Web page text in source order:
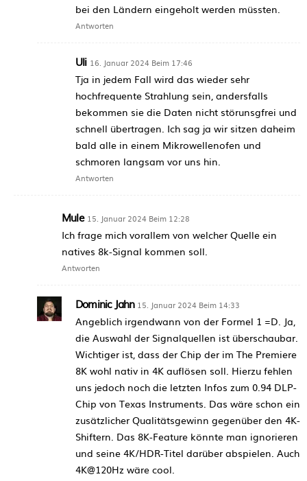
bei den Ländern eingeholt werden müssten.
Antworten
Uli 16. Januar 2024 Beim 17:46
Tja in jedem Fall wird das wieder sehr
hochfrequente Strahlung sein, andersfalls
bekommen sie die Daten nicht störunsgfrei und
schnell übertragen. Ich sag ja wir sitzen daheim
bald alle in einem Mikrowellenofen und
schmoren langsam vor uns hin.
Antworten
Mule 15. Januar 2024 Beim 12:28
Ich frage mich vorallem von welcher Quelle ein
natives 8k-Signal kommen soll.
Antworten
Dominic Jahn 15. Januar 2024 Beim 14:33
Angeblich irgendwann von der Formel 1 =D. Ja,
die Auswahl der Signalquellen ist überschaubar.
Wichtiger ist, dass der Chip der im The Premiere
8K wohl nativ in 4K auflösen soll. Hierzu fehlen
uns jedoch noch die letzten Infos zum 0.94 DLP-
Chip von Texas Instruments. Das wäre schon ein
zusätzlicher Qualitätsgewinn gegenüber den 4K-
Shiftern. Das 8K-Feature könnte man ignorieren
und seine 4K/HDR-Titel darüber abspielen. Auch
4K@120Hz wäre cool.